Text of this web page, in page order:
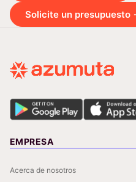
Solicite un presupuesto
EMPRESA
Acerca de nosotros